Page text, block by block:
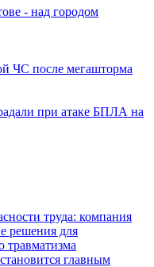
- над городом
ЧС после мегашторма
при атаке БПЛА на
труда: компания
решения для
травматизма
главным